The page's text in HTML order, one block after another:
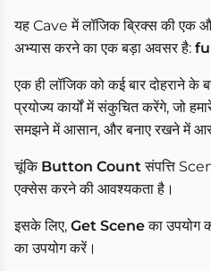
यह Cave में लॉजिक ब्रिक्स की एक
अभ्यास करने का एक बड़ा अवसर है:
एक ही लॉजिक को कई बार दोहराने के
प्रयोज्य कार्यों में संकुचित करेंगे, जो
समझने में आसान, और बनाए रखने में
चूंकि Button Count संपत्ति
एक्सेस करने की आवश्यकता है।
इसके लिए, Get Sceneका उपयोग
का उपयोग करें।